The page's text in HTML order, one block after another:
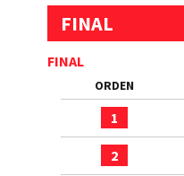
FINAL
FINAL
ORDEN
1
2